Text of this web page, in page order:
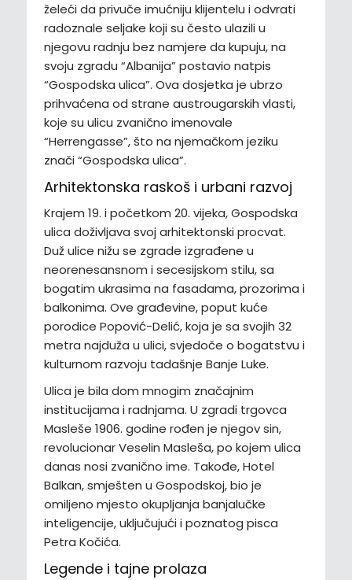
želeći da privuče imućniju klijentelu i odvrati
radoznale seljake koji su često ulazili u
njegovu radnju bez namjere da kupuju, na
svoju zgradu “Albanija” postavio natpis
“Gospodska ulica”. Ova dosjetka je ubrzo
prihvaćena od strane austrougarskih vlasti,
koje su ulicu zvanično imenovale
“Herrengasse”, što na njemačkom jeziku
znači “Gospodska ulica”.
Arhitektonska raskoš i urbani razvoj
Krajem 19. i početkom 20. vijeka, Gospodska
ulica doživljava svoj arhitektonski procvat.
Duž ulice nižu se zgrade izgrađene u
neorenesansnom i secesijskom stilu, sa
bogatim ukrasima na fasadama, prozorima i
balkonima. Ove građevine, poput kuće
porodice Popović-Delić, koja je sa svojih 32
metra najduža u ulici, svjedoče o bogatstvu i
kulturnom razvoju tadašnje Banje Luke.
Ulica je bila dom mnogim značajnim
institucijama i radnjama. U zgradi trgovca
Masleše 1906. godine rođen je njegov sin,
revolucionar Veselin Masleša, po kojem ulica
danas nosi zvanično ime. Takođe, Hotel
Balkan, smješten u Gospodskoj, bio je
omiljeno mjesto okupljanja banjalučke
inteligencije, uključujući i poznatog pisca
Petra Kočića.
Legende i tajne prolaza